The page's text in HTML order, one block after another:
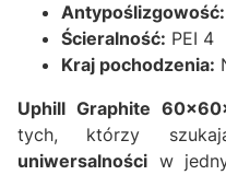
Antypoślizgowość:
Ścieralność: PEI 4
Kraj pochodzenia:
Uphill Graphite
tych, którzy
uniwersalności w